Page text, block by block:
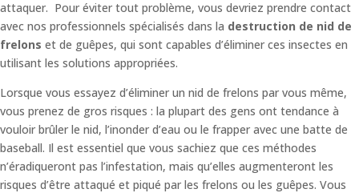
attaquer. Pour éviter tout problème, vous devriez prendre contact
avec nos professionnels spécialisés dans la destruction de nid de
frelons et de guêpes, qui sont capables d’éliminer ces insectes en
utilisant les solutions appropriées.
Lorsque vous essayez d’éliminer un nid de frelons par vous même,
vous prenez de gros risques : la plupart des gens ont tendance à
vouloir brûler le nid, l’inonder d’eau ou le frapper avec une batte de
baseball. Il est essentiel que vous sachiez que ces méthodes
n’éradiqueront pas l’infestation, mais qu’elles augmenteront les
risques d’être attaqué et piqué par les frelons ou les guêpes. Vous